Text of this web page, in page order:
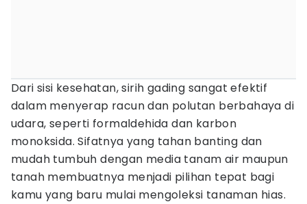
Dari sisi kesehatan, sirih gading sangat efektif
dalam menyerap racun dan polutan berbahaya di
udara, seperti formaldehida dan karbon
monoksida. Sifatnya yang tahan banting dan
mudah tumbuh dengan media tanam air maupun
tanah membuatnya menjadi pilihan tepat bagi
kamu yang baru mulai mengoleksi tanaman hias.